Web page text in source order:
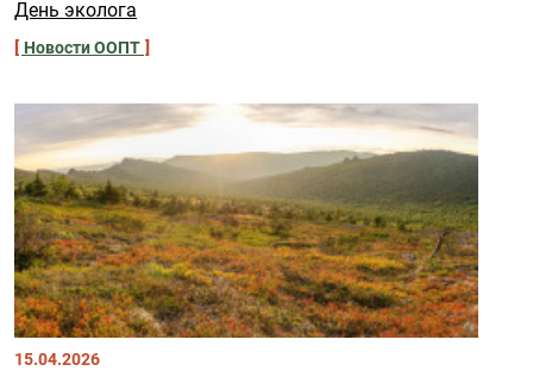
День эколога
Новости ООПТ
15.04.2026